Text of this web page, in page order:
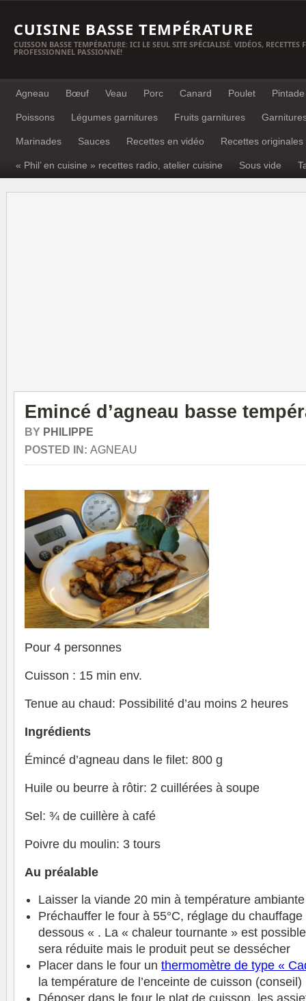
CUISINE BASSE TEMPÉRATURE
CUISSON BASSE TEMPÉRATURE: ICI LE SEUL SITE SPÉCIALISÉ. VIDÉOS, RECETTES
PROFESSIONNEL PASSIONNÉ!
Agneau Bœuf Veau Porc Canard Poulet Pintade
Poissons Légumes garnitures Fruits garnitures
Marinades Sauces Recettes en vidéo Recettes originales
« Phil’ en cuisine » recettes radio, atelier cuisine Sous vide
Emincé d’agneau basse
BY PHILIPPE
POSTED IN: AGNEAU
Pour 4 personnes
Cuisson : 15 min env.
Tenue au chaud: Possibilité d’au moins 2 heures
Ingrédients
Émincé d’agneau dans le filet: 800 g
Huile ou beurre à rôtir: 2 cuillérées à soupe
Sel: ¾ de cuillère à café
Poivre du moulin: 3 tours
Au préalable
Laisser la viande 20 min à température ambiante
Préchauffer le four à 55°C, réglage du
dessous « . La « chaleur tournante » est
sera réduite mais le produit peut se dessécher
Placer dans le four un thermomètre de type «
la température de l’enceinte de cuisson (conseil)
Déposer dans le four le plat de cuisson, les